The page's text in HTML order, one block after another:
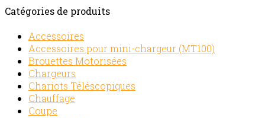
Catégories de produits
Accessoires
Accessoires pour mini-chargeur (MT100)
Brouettes Motorisées
Chargeurs
Chariots Téléscopiques
Chauffage
Coupe